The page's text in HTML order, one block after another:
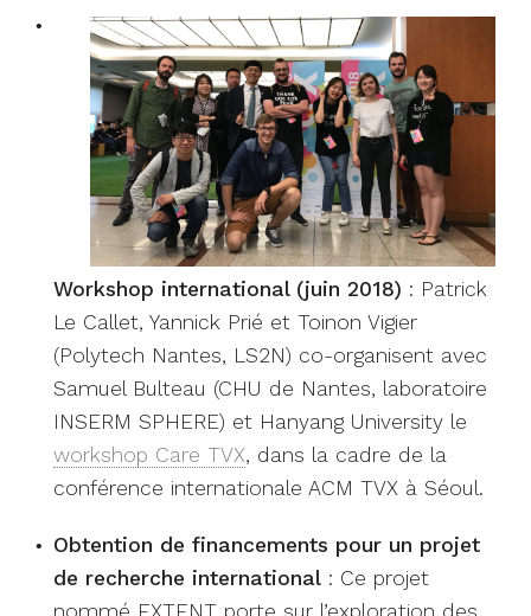
Workshop international (juin 2018): Patrick
Le Callet, Yannick Prié et Toinon Vigier
(Polytech Nantes, LS2N) co-organisent avec
Samuel Bulteau (CHU de Nantes, laboratoire
INSERM SPHERE) et Hanyang University le
workshop Care TVX
, dans la cadre de la
conférence internationale ACM TVX à Séoul.
Obtention de financements pour un projet
de recherche international: Ce projet
nommé EXTENT porte sur l’exploration des
technologies immersives pour l’aide au
diagnostic de problèmes dans les fonctions
exécutives chez des patients dépressifs ou
les personnes âgées. Il est soutenu par un
Partenariat Hubert Curien (PHC) franco-
coréen (financement de mobilités) et par un
financement de l’
Institute of Information &
Communications Technology
(IITP) coréen. Il